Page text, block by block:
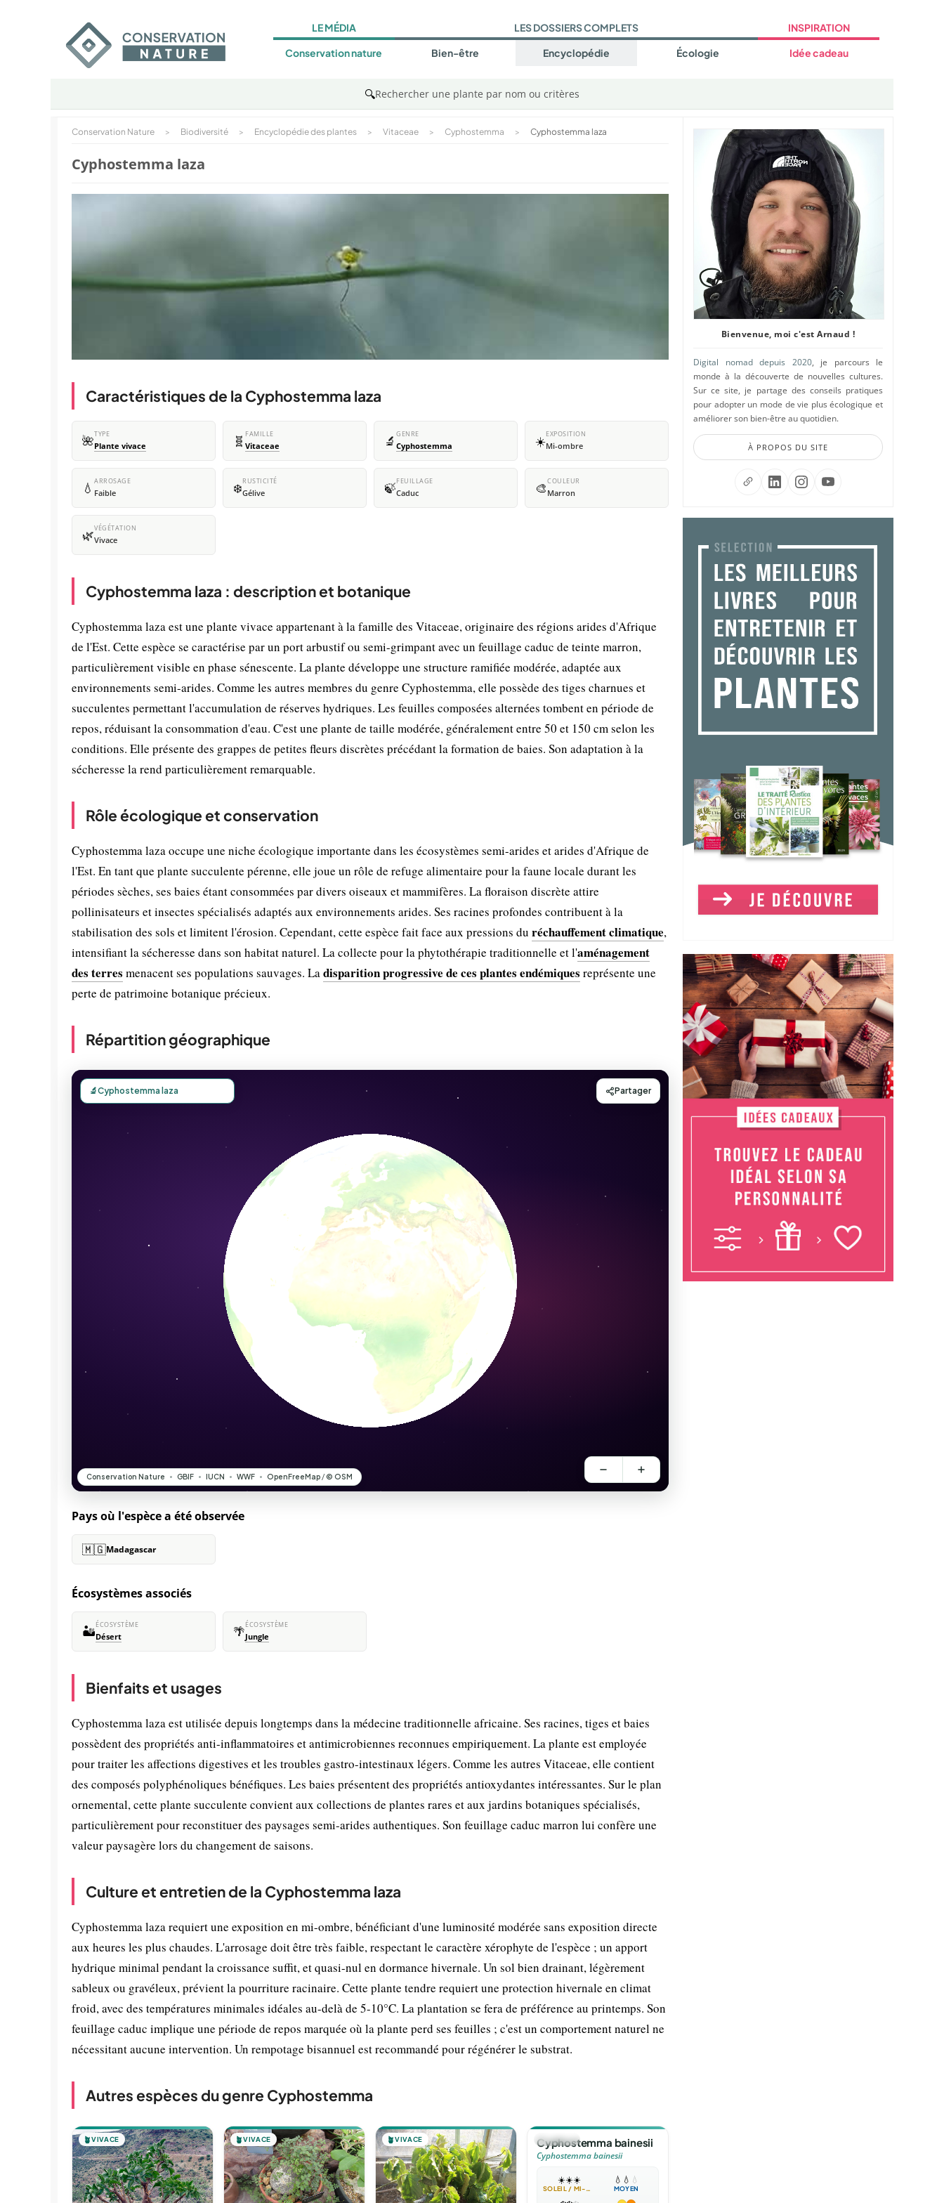
LE MÉDIA
Conservation nature
LES DOSSIERS COMPLETS
Bien-être Encyclopédie Écologie
INSPIRATION
Idée cadeau
🔍Rechercher une plante par nom ou critères
Conservation Nature > Biodiversité > Encyclopédie des plantes > Vitaceae > Cyphostemma > Cyphostemma laza
Cyphostemma laza
Caractéristiques de la Cyphostemma laza
🌺TYPE
Plante vivace 🧬 FAMILLE
Vitaceae 🔬 GENRE
Cyphostemma ☀️EXPOSITION
Mi-ombre
💧 ARROSAGE
Faible ❄️RUSTICITÉ
Gélive 🍃FEUILLAGE
Caduc 🎨COULEUR
Marron
🌿VÉGÉTATION
Vivace
Cyphostemma laza : description et botanique
Cyphostemma laza est une plante vivace appartenant à la famille des Vitaceae, originaire des régions arides d'Afrique
de l'Est. Cette espèce se caractérise par un port arbustif ou semi-grimpant avec un feuillage caduc de teinte marron,
particulièrement visible en phase sénescente. La plante développe une structure ramifiée modérée, adaptée aux
environnements semi-arides. Comme les autres membres du genre Cyphostemma, elle possède des tiges charnues et
succulentes permettant l'accumulation de réserves hydriques. Les feuilles composées alternées tombent en période de
repos, réduisant la consommation d'eau. C'est une plante de taille modérée, généralement entre 50 et 150 cm selon les
conditions. Elle présente des grappes de petites fleurs discrètes précédant la formation de baies. Son adaptation à la
sécheresse la rend particulièrement remarquable.
Rôle écologique et conservation
Cyphostemma laza occupe une niche écologique importante dans les écosystèmes semi-arides et arides d'Afrique de
l'Est. En tant que plante succulente pérenne, elle joue un rôle de refuge alimentaire pour la faune locale durant les
périodes sèches, ses baies étant consommées par divers oiseaux et mammifères. La floraison discrète attire
pollinisateurs et insectes spécialisés adaptés aux environnements arides. Ses racines profondes contribuent à la
stabilisation des sols et limitent l'érosion. Cependant, cette espèce fait face aux pressions du réchauffement climatique,
intensifiant la sécheresse dans son habitat naturel. La collecte pour la phytothérapie traditionnelle et l'aménagement
des terres menacent ses populations sauvages. Ladisparition progressive de ces plantes endémiques représente une
perte de patrimoine botanique précieux.
Répartition géographique
Pays où l'espèce a été observée
🇲🇬Madagascar
Écosystèmes associés
🏜️ÉCOSYSTÈME
Désert 🌴ÉCOSYSTÈME
Jungle
Bienfaits et usages
Cyphostemma laza est utilisée depuis longtemps dans la médecine traditionnelle africaine. Ses racines, tiges et baies
possèdent des propriétés anti-inflammatoires et antimicrobiennes reconnues empiriquement. La plante est employée
pour traiter les affections digestives et les troubles gastro-intestinaux légers. Comme les autres Vitaceae, elle contient
des composés polyphénoliques bénéfiques. Les baies présentent des propriétés antioxydantes intéressantes. Sur le plan
ornemental, cette plante succulente convient aux collections de plantes rares et aux jardins botaniques spécialisés,
particulièrement pour reconstituer des paysages semi-arides authentiques. Son feuillage caduc marron lui confère une
valeur paysagère lors du changement de saisons.
Culture et entretien de la Cyphostemma laza
Cyphostemma laza requiert une exposition en mi-ombre, bénéficiant d'une luminosité modérée sans exposition directe
aux heures les plus chaudes. L'arrosage doit être très faible, respectant le caractère xérophyte de l'espèce ; un apport
hydrique minimal pendant la croissance suffit, et quasi-nul en dormance hivernale. Un sol bien drainant, légèrement
sableux ou gravéleux, prévient la pourriture racinaire. Cette plante tendre requiert une protection hivernale en climat
froid, avec des températures minimales idéales au-delà de 5-10°C. La plantation se fera de préférence au printemps. Son
feuillage caduc implique une période de repos marquée où la plante perd ses feuilles ; c'est un comportement naturel ne
nécessitant aucune intervention. Un rempotage bisannuel est recommandé pour régénérer le substrat.
Autres espèces du genre Cyphostemma
🪴VIVACE 🪴VIVACE 🪴VIVACE 🪴VIVACE
Cyphostemma bainesii
Cyphostemma bainesii
☀️☀️☀️
SOLEIL / MI-OMBRE
💧 💧 💧
MOYEN
Bienvenue, moi c'est Arnaud !
Digital nomad depuis 2020, je parcours le
monde à la découverte de nouvelles cultures.
Sur ce site, je partage des conseils pratiques
pour adopter un mode de vie plus écologique et
améliorer son bien-être au quotidien.
À PROPOS DU SITE